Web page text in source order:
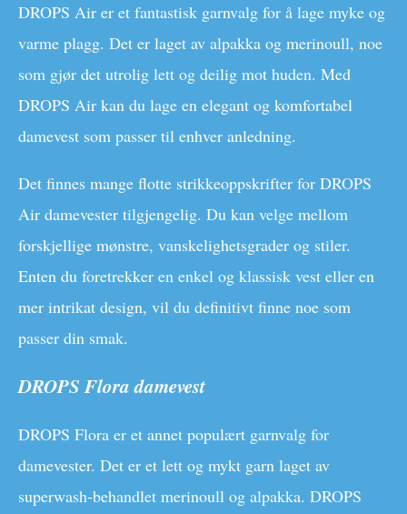
DROPS Air er et fantastisk garnvalg for å lage myke og
varme plagg. Det er laget av alpakka og merinoull, noe
som gjør det utrolig lett og deilig mot huden. Med
DROPS Air kan du lage en elegant og komfortabel
damevest som passer til enhver anledning.
Det finnes mange flotte strikkeoppskrifter for DROPS
Air damevester tilgjengelig. Du kan velge mellom
forskjellige mønstre, vanskelighetsgrader og stiler.
Enten du foretrekker en enkel og klassisk vest eller en
mer intrikat design, vil du definitivt finne noe som
passer din smak.
DROPS Flora damevest
DROPS Flora er et annet populært garnvalg for
damevester. Det er et lett og mykt garn laget av
superwash-behandlet merinoull og alpakka. DROPS